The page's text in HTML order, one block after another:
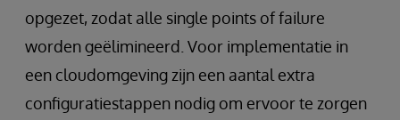
opgezet, zodat alle single points of failure
worden geëlimineerd. Voor implementatie in
een cloudomgeving zijn een aantal extra
configuratiestappen nodig om ervoor te zorgen